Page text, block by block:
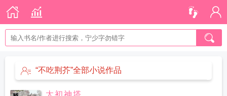
“不吃荆芥”全部小说作品
太初神塔